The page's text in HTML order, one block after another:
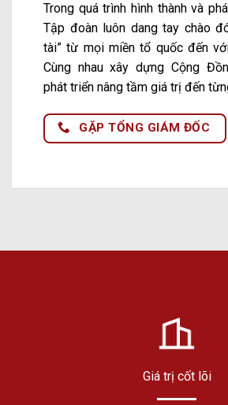
Trong quá trình hình thành và
Tập đoàn luôn dang tay chào
tài” từ mọi miền tổ quốc đến
Cùng nhau xây dựng Cộng
phát triển nâng tầm giá trị đến
GẶP TỔNG GIÁM ĐỐC
Giá trị cốt lõi